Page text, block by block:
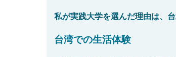
私が実践大学を選んだ理由は、
台湾での生活体験